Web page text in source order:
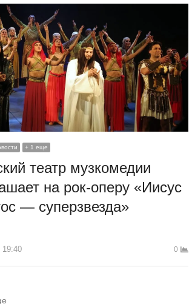
+ 1 еще
театр музкомедии
на рок-оперу «Иисус
— суперзвезда»
19:40 0